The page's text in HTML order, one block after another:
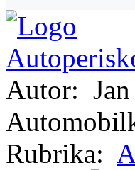
Autor:
Rubrika: